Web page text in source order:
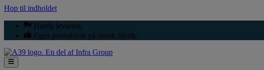
Hop til indholdet
Hurtig levering.
Egen produktion på dansk fabrik